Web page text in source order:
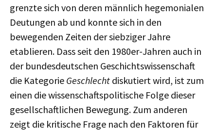
grenzte sich von deren männlich hegemonialen
Deutungen ab und konnte sich in den
bewegenden Zeiten der siebziger Jahre
etablieren. Dass seit den 1980er-Jahren auch in
der bundesdeutschen Geschichtswissenschaft
die Kategorie Geschlecht diskutiert wird, ist zum
einen die wissenschaftspolitische Folge dieser
gesellschaftlichen Bewegung. Zum anderen
zeigt die kritische Frage nach den Faktoren für